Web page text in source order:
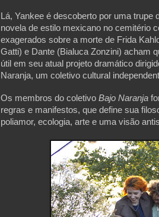
Lá, Yankee é descoberto por uma
novela de estilo mexicano no cemitério
exagerados sobre a morte de Frida
Gatti) e Dante (Bialuca Zonzini) acham
útil em seu atual projeto dramático
Naranja, um coletivo cultural
Os membros do coletivo Bajo Naranja
regras e manifestos, que define sua
poliamor, ecologia, arte e uma visão